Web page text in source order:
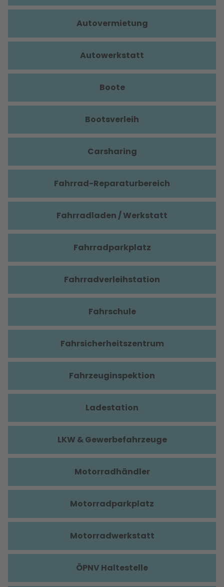
Autovermietung
Autowerkstatt
Boote
Bootsverleih
Carsharing
Fahrrad-Reparaturbereich
Fahrradladen / Werkstatt
Fahrradparkplatz
Fahrradverleihstation
Fahrschule
Fahrsicherheitszentrum
Fahrzeuginspektion
Ladestation
LKW & Gewerbefahrzeuge
Motorradhändler
Motorradparkplatz
Motorradwerkstatt
ÖPNV Haltestelle